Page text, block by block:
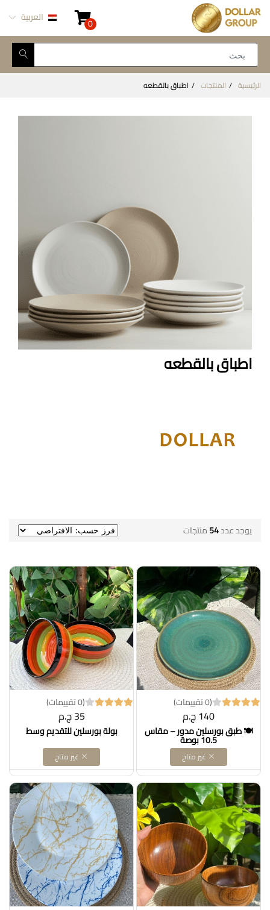
0 العربية
الرئيسية المنتجات اطباق بالقطعه
اطباق بالقطعه
يوجد عدد54منتجات
(0 تقييمات)
140 ج.م
🍽️ طبق بورسلين مدور – مقاس
10.5 بوصة
غير متاح
(0 تقييمات)
35 ج.م
بولة بورسلين للتقديم وسط
غير متاح